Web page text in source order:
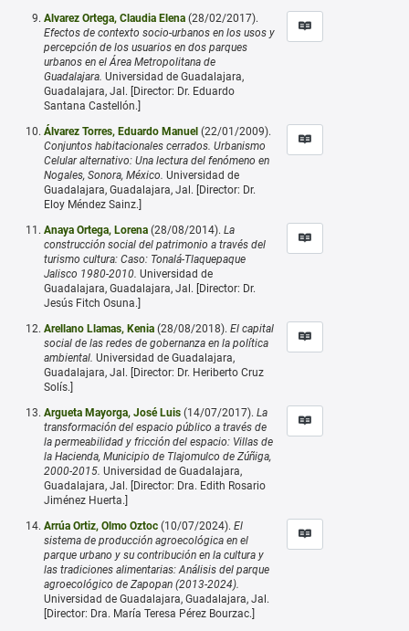
Alvarez Ortega, Claudia Elena (28/02/2017).
Efectos de contexto socio-urbanos en los usos y
percepción de los usuarios en dos parques
urbanos en el Área Metropolitana de
Guadalajara. Universidad de Guadalajara,
Guadalajara, Jal. [Director: Dr. Eduardo
Santana Castellón.]
Álvarez Torres, Eduardo Manuel (22/01/2009).
Conjuntos habitacionales cerrados. Urbanismo
Celular alternativo: Una lectura del fenómeno en
Nogales, Sonora, México. Universidad de
Guadalajara, Guadalajara, Jal. [Director: Dr.
Eloy Méndez Sainz.]
Anaya Ortega, Lorena (28/08/2014). La
construcción social del patrimonio a través del
turismo cultura: Caso: Tonalá-Tlaquepaque
Jalisco 1980-2010. Universidad de
Guadalajara, Guadalajara, Jal. [Director: Dr.
Jesús Fitch Osuna.]
Arellano Llamas, Kenia (28/08/2018). El capital
social de las redes de gobernanza en la política
ambiental. Universidad de Guadalajara,
Guadalajara, Jal. [Director: Dr. Heriberto Cruz
Solís.]
Argueta Mayorga, José Luis (14/07/2017). La
transformación del espacio público a través de
la permeabilidad y fricción del espacio: Villas de
la Hacienda, Municipio de Tlajomulco de Zúñiga,
2000-2015. Universidad de Guadalajara,
Guadalajara, Jal. [Director: Dra. Edith Rosario
Jiménez Huerta.]
Arrúa Ortiz, Olmo Oztoc (10/07/2024). El
sistema de producción agroecológica en el
parque urbano y su contribución en la cultura y
las tradiciones alimentarias: Análisis del parque
agroecológico de Zapopan (2013-2024).
Universidad de Guadalajara, Guadalajara, Jal.
[Director: Dra. María Teresa Pérez Bourzac.]